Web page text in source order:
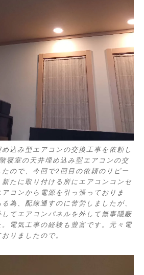
込み型エアコンの交換工事を依頼し
寝室の天井埋め込み型エアコンの交
ので、今回で2回目の依頼のリピー
たに取り付ける所にエアコンコンセ
コンから電源を引っ張っておりま
為、配線通すのに苦労しましたが、
してエアコンパネルを外して無事隠蔽
電気工事の経験も豊富です。元々電
りましたので。